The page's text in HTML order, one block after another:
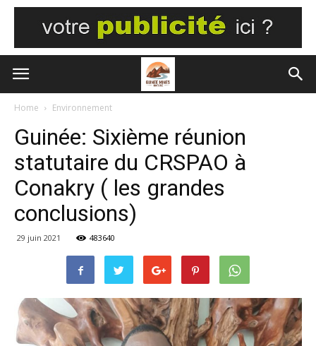
Home Environnement
Guinée: Sixième réunion
statutaire du CRSPAO à
Conakry ( les grandes
conclusions)
29 juin 2021 483640